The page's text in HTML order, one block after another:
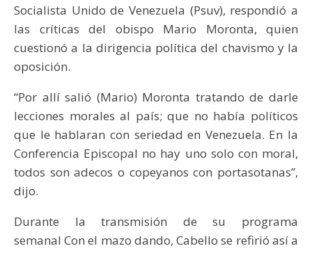
Socialista Unido de Venezuela (Psuv), respondió a
las críticas del obispo Mario Moronta, quien
cuestionó a la dirigencia política del chavismo y la
oposición.
“Por allí salió (Mario) Moronta tratando de darle
lecciones morales al país; que no había políticos
que le hablaran con seriedad en Venezuela. En la
Conferencia Episcopal no hay uno solo con moral,
todos son adecos o copeyanos con portasotanas”,
dijo.
Durante la transmisión de su programa
semanal Con el mazo dando, Cabello se refirió así a